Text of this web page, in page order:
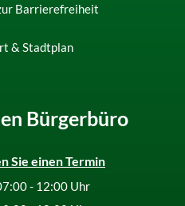
Barrierefreiheit
& Stadtplan
Bürgerbüro
Sie einen Termin
- 12:00Uhr